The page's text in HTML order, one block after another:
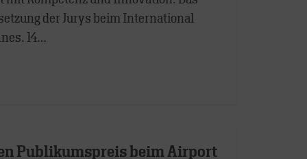
der Jurys beim International
14…
Publikumspreis beim Airport